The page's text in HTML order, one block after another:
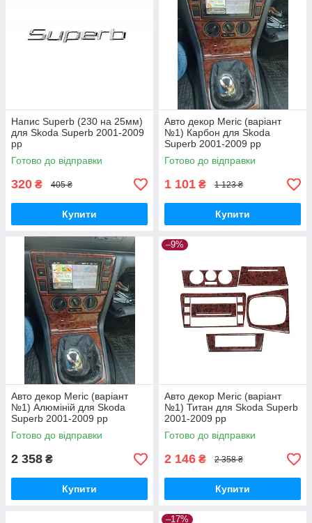
Напис Superb (230 на 25мм)
для Skoda Superb 2001-2009
рр
Готово до відправки
320 ₴ 405 ₴
Купити
Авто декор Meric (варіант
№1) Карбон для Skoda
Superb 2001-2009 рр
Готово до відправки
1 101 ₴ 1 123 ₴
Купити
Авто декор Meric (варіант
№1) Алюміній для Skoda
Superb 2001-2009 рр
Готово до відправки
2 358 ₴
Купити
–9%
Авто декор Meric (варіант
№1) Титан для Skoda Superb
2001-2009 рр
Готово до відправки
2 146 ₴ 2 358 ₴
Купити
–17%